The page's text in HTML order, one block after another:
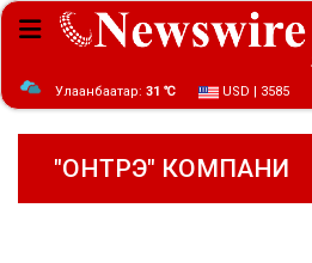
Улаанбаатар: 31 ℃ USD | 3585
"ОНТРЭ" КОМПАНИ